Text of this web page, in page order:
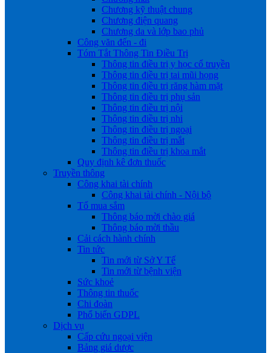
Chương kỹ thuật chung
Chương điện quang
Chương da và lớp bao phủ
Công văn đến - đi
Tóm Tắt Thông Tin Điều Trị
Thông tin điều trị y học cổ truyền
Thông tin điều trị tai mũi họng
Thông tin điều trị răng hàm mặt
Thông tin điều trị phụ sản
Thông tin điều trị nội
Thông tin điều trị nhi
Thông tin điều trị ngoại
Thông tin điều trị mắt
Thông tin điều trị khoa mắt
Quy định kê đơn thuốc
Truyền thông
Công khai tài chính
Công khai tài chính - Nội bộ
Tổ mua sắm
Thông báo mời chào giá
Thông báo mời thầu
Cải cách hành chính
Tin tức
Tin mới từ Sở Y Tế
Tin mới từ bệnh viện
Sức khoẻ
Thông tin thuốc
Chi đoàn
Phổ biến GDPL
Dịch vụ
Cấp cứu ngoại viện
Bảng giá dược